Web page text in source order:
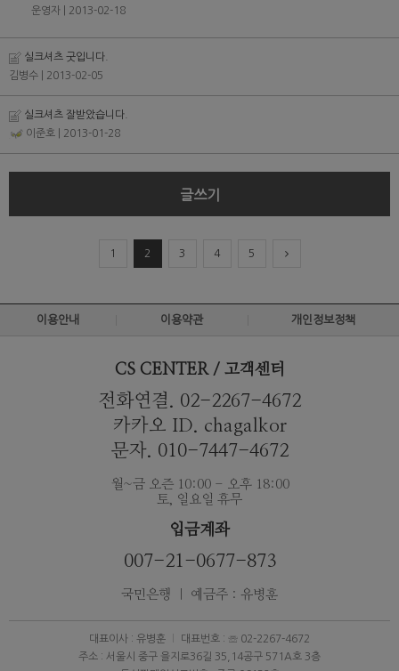
운영자
| 2013-02-18
실크셔츠 굿입니다.
김병수
| 2013-02-05
실크셔츠 잘받았습니다.
이준호
| 2013-01-28
글쓰기
1 2 3 4 5
이용안내 이용약관 개인정보정책
CS CENTER / 고객센터
전화연결. 02-2267-4672
카카오 ID. chagalkor
문자. 010-7447-4672
월~금 오즌 10:00 - 오후 18:00
토, 일요일 휴무
입금계좌
007-21-0677-873
국민은행 ｜ 예금주 : 유병훈
대표이사 : 유병훈
대표번호 : ☏ 02-2267-4672
주소 : 서울시 중구 을지로36길 35,14공구 571A호 3층